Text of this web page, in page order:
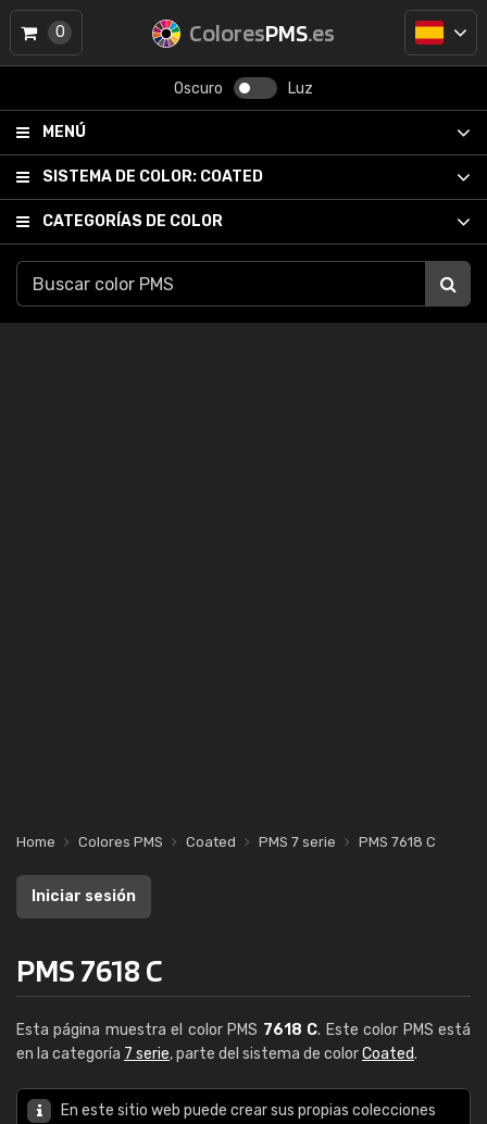
ColoresPMS.es
Oscuro Luz
MENÚ
SISTEMA DE COLOR: COATED
CATEGORÍAS DE COLOR
0
Home Colores PMS Coated PMS 7 serie PMS 7618 C
Iniciar sesión
PMS 7618 C
Esta página muestra el color PMS 7618 C. Este color PMS está
en la categoría 7 serie, parte del sistema de colorCoated.
En este sitio web puede crear sus propias colecciones